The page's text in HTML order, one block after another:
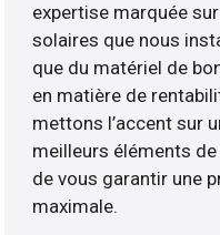
expertise marquée
solaires que nous
que du matériel de
en matière de
mettons l’accent sur
meilleurs éléments
de vous garantir une
maximale.